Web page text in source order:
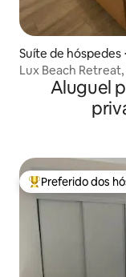
Suíte de hóspedes
Lux Beach
Aluguel
Entre os melhores
Preferido dos